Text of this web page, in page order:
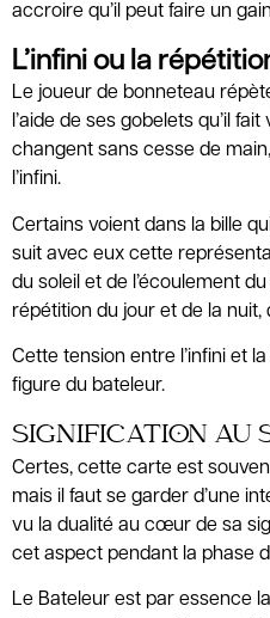
accroire qu’il peut faire un
L’infini ou la
Le joueur de bonneteau
l’aide de ses gobelets qu’il
changent sans cesse de
l’infini.
Certains voient dans la bille
suit avec eux cette
du soleil et de l’écoulement
répétition du jour et de la nuit,
Cette tension entre l’infini et
figure du bateleur.
SIGNIFICATION AU
Certes, cette carte est
mais il faut se garder d’une
vu la dualité au cœur de sa
cet aspect pendant la phase
Le Bateleur est par essence